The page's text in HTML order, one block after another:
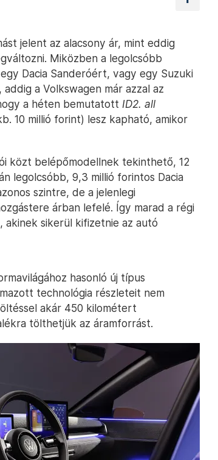
jelent az alacsony ár, mint eddig
Miközben a legolcsóbb
Dacia Sanderóért, vagy egy Suzuki
a Volkswagen már azzal az
a héten bemutatott ID2. all
10 millió forint) lesz kapható, amikor
közt belépőmodellnek tekinthető, 12
legolcsóbb, 9,3 millió forintos Dacia
szintre, de a jelenlegi
árban lefelé. Így marad a régi
sikerül kifizetnie az autó
hasonló új típus
technológia részleteit nem
akár 450 kilométert
tölthetjük az áramforrást.